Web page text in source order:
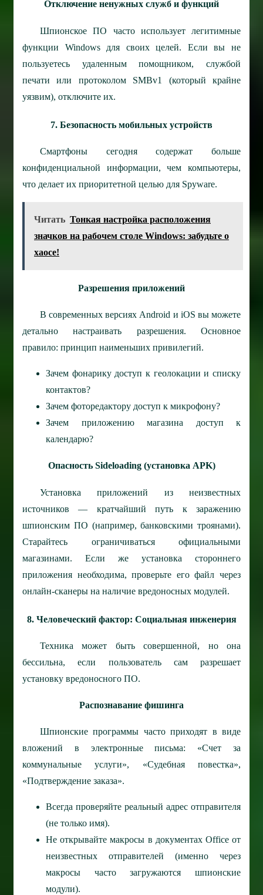
Отключение ненужных служб и функций
Шпионское ПО часто использует легитимные
функции Windows для своих целей. Если вы не
пользуетесь удаленным помощником, службой
печати или протоколом SMBv1 (который крайне
уязвим), отключите их.
7. Безопасность мобильных устройств
Смартфоны сегодня содержат больше
конфиденциальной информации, чем компьютеры,
что делает их приоритетной целью для Spyware.
Читать Тонкая настройка расположения
значков на рабочем столе Windows: забудьте о
хаосе!
Разрешения приложений
В современных версиях Android и iOS вы можете
детально настраивать разрешения. Основное
правило: принцип наименьших привилегий.
Зачем фонарику доступ к геолокации и списку
контактов?
Зачем фоторедактору доступ к микрофону?
Зачем приложению магазина доступ к
календарю?
Опасность Sideloading (установка APK)
Установка приложений из неизвестных
источников — кратчайший путь к заражению
шпионским ПО (например, банковскими троянами).
Старайтесь ограничиваться официальными
магазинами. Если же установка стороннего
приложения необходима, проверьте его файл через
онлайн-сканеры на наличие вредоносных модулей.
8. Человеческий фактор: Социальная инженерия
Техника может быть совершенной, но она
бессильна, если пользователь сам разрешает
установку вредоносного ПО.
Распознавание фишинга
Шпионские программы часто приходят в виде
вложений в электронные письма: «Счет за
коммунальные услуги», «Судебная повестка»,
«Подтверждение заказа».
Всегда проверяйте реальный адрес отправителя
(не только имя).
Не открывайте макросы в документах Office от
неизвестных отправителей (именно через
макросы часто загружаются шпионские
модули).